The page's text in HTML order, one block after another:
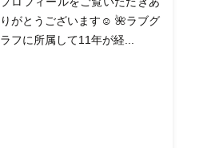
りがとうございます☺️ 🌺ラブグ
ラフに所属して11年が経...